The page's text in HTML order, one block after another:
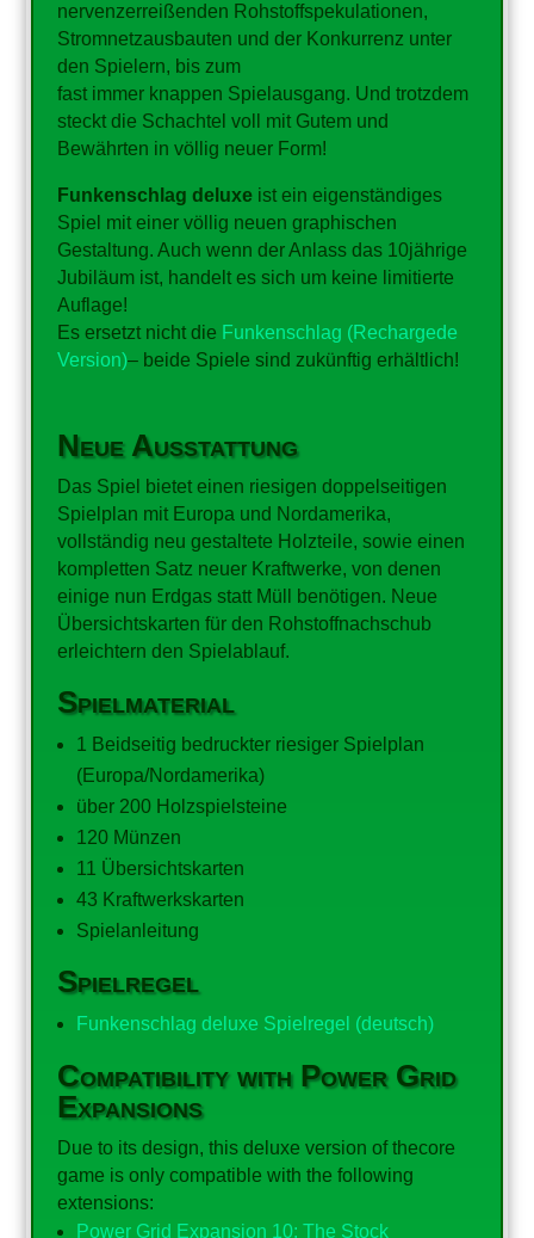
nervenzerreißenden Rohstoffspekulationen,
Stromnetzausbauten und der Konkurrenz unter
den Spielern, bis zum
fast immer knappen Spielausgang. Und trotzdem
steckt die Schachtel voll mit Gutem und
Bewährten in völlig neuer Form!
Funkenschlag deluxe ist ein eigenständiges
Spiel mit einer völlig neuen graphischen
Gestaltung. Auch wenn der Anlass das 10jährige
Jubiläum ist, handelt es sich um keine limitierte
Auflage!
Es ersetzt nicht die Funkenschlag (Rechargede
Version)– beide Spiele sind zukünftig erhältlich!
Neue Ausstattung
Das Spiel bietet einen riesigen doppelseitigen
Spielplan mit Europa und Nordamerika,
vollständig neu gestaltete Holzteile, sowie einen
kompletten Satz neuer Kraftwerke, von denen
einige nun Erdgas statt Müll benötigen. Neue
Übersichtskarten für den Rohstoffnachschub
erleichtern den Spielablauf.
Spielmaterial
1 Beidseitig bedruckter riesiger Spielplan
(Europa/Nordamerika)
über 200 Holzspielsteine
120 Münzen
11 Übersichtskarten
43 Kraftwerkskarten
Spielanleitung
Spielregel
Funkenschlag deluxe Spielregel (deutsch)
Compatibility with Power Grid
Expansions
Due to its design, this deluxe version of thecore
game is only compatible with the following
extensions:
Power Grid Expansion 10: The Stock